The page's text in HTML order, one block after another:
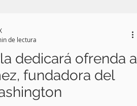
dedicará ofrenda a
fundadora del
de lectura